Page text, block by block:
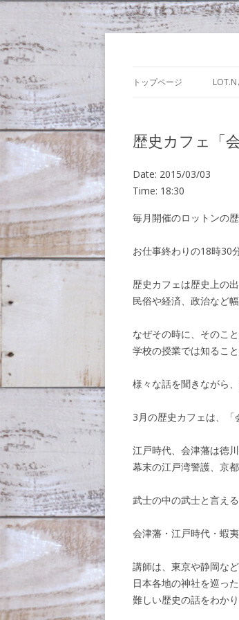
トップページ LOT.N
歴史カフェ「
Date: 2015/03/03
Time: 18:30
毎月開催のロットンの歴
お仕事終わりの18時30
歴史カフェは歴史上の
民俗や経済、政治など
なぜその時に、そのこ
学校の授業では知るこ
様々な話を聞きながら
3月の歴史カフェは、
江戸時代、会津藩は徳
幕末の江戸湾警護、京
武士の中の武士と言え
会津藩・江戸時代・蝦
講師は、東京や静岡な
日本各地の神社を巡っ
難しい歴史の話をわか